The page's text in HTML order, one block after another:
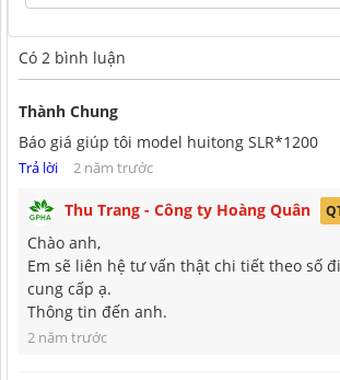
Có 2 bình luận
Thành Chung
Báo giá giúp tôi model huitong SLR*1200
Trả lời 2 năm trước
Thu Trang - Công ty Hoàng Quân
Chào anh,
Em sẽ liên hệ tư vấn thật chi tiết theo số
cung cấp ạ.
Thông tin đến anh.
2 năm trước